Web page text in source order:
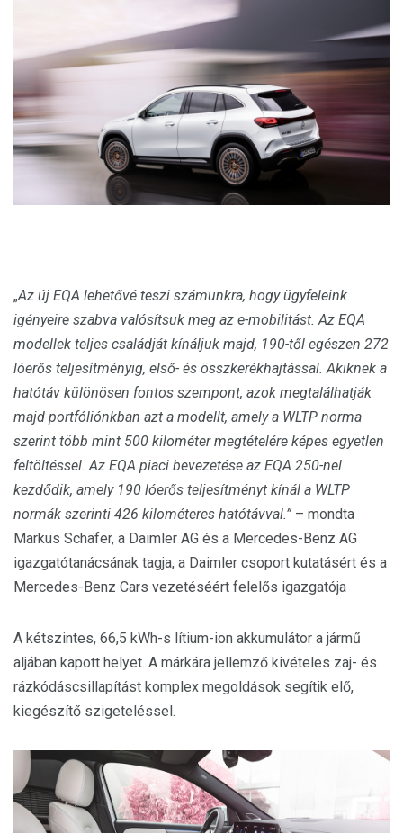
„Az új EQA lehetővé teszi számunkra, hogy ügyfeleink
igényeire szabva valósítsuk meg az e-mobilitást. Az EQA
modellek teljes családját kínáljuk majd, 190-től egészen 272
lóerős teljesítményig, első- és összkerékhajtással. Akiknek a
hatótáv különösen fontos szempont, azok megtalálhatják
majd portfóliónkban azt a modellt, amely a WLTP norma
szerint több mint 500 kilométer megtételére képes egyetlen
feltöltéssel. Az EQA piaci bevezetése az EQA 250-nel
kezdődik, amely 190 lóerős teljesítményt kínál a WLTP
normák szerinti 426 kilométeres hatótávval.” – mondta
Markus Schäfer, a Daimler AG és a Mercedes-Benz AG
igazgatótanácsának tagja, a Daimler csoport kutatásért és a
Mercedes-Benz Cars vezetéséért felelős igazgatója
A kétszintes, 66,5 kWh-s lítium-ion akkumulátor a jármű
aljában kapott helyet. A márkára jellemző kivételes zaj- és
rázkódáscsillapítást komplex megoldások segítik elő,
kiegészítő szigeteléssel.